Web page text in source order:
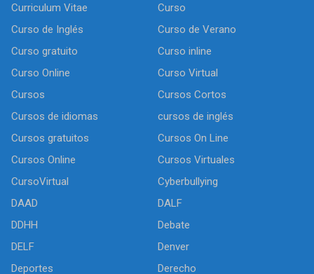
Curriculum Vitae
Curso
Curso de Inglés
Curso de Verano
Curso gratuito
Curso inline
Curso Online
Curso Virtual
Cursos
Cursos Cortos
Cursos de idiomas
cursos de inglés
Cursos gratuitos
Cursos On Line
Cursos Online
Cursos Virtuales
CursoVirtual
Cyberbullying
DAAD
DALF
DDHH
Debate
DELF
Denver
Deportes
Derecho